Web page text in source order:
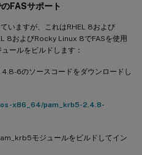
FASサポート
いますが、これはRHEL 8および
8およびRocky Linux 8でFASを使用
ールをビルドします：
6のソースコードをダウンロードし
x86_64/pam_krb5-2.4.8-
モジュールをビルドしてイン